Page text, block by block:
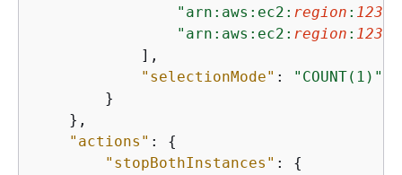
"arn:aws:ec2: region :
"arn:aws:ec2: region :
            ],
"selectionMode" :
"COUNT(1)"
        }
    },
"actions" : {
"stopBothInstances" : {